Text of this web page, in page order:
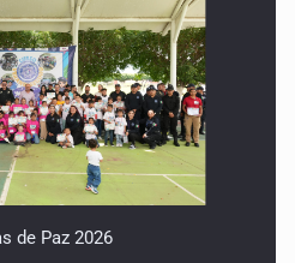
de Paz 2026